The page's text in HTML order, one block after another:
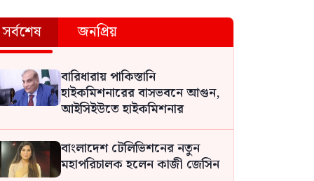
সর্বশেষ জনপ্রিয়
বারিধারায় পাকিস্তানি
হাইকমিশনারের বাসভবনে আগুন,
আইসিইউতে হাইকমিশনার
বাংলাদেশ টেলিভিশনের নতুন
মহাপরিচালক হলেন কাজী জেসিন